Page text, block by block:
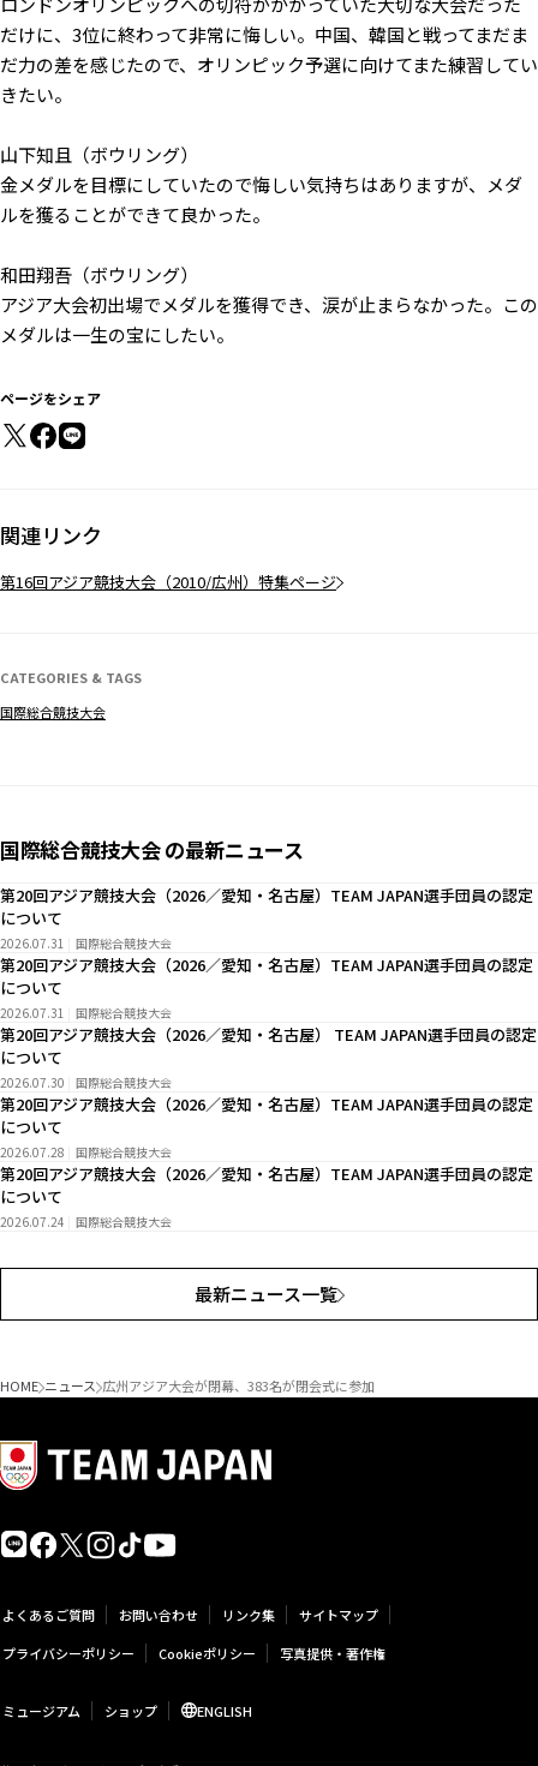
だけに、3位に終わって非常に悔しい。中国、韓国と戦ってまだま
だ力の差を感じたので、オリンピック予選に向けてまた練習してい
きたい。
山下知且（ボウリング）
金メダルを目標にしていたので悔しい気持ちはありますが、メダ
ルを獲ることができて良かった。
和田翔吾（ボウリング）
アジア大会初出場でメダルを獲得でき、涙が止まらなかった。この
メダルは一生の宝にしたい。
ページをシェア
関連リンク
第16回アジア競技大会（2010/広州）特集ページ
CATEGORIES & TAGS
国際総合競技大会
国際総合競技大会 の最新ニュース
第20回アジア競技大会（2026／愛知・名古屋）TEAM JAPAN選手団員の認定
について
2026.07.31 国際総合競技大会
第20回アジア競技大会（2026／愛知・名古屋）TEAM JAPAN選手団員の認定
について
2026.07.31 国際総合競技大会
第20回アジア競技大会（2026／愛知・名古屋） TEAM JAPAN選手団員の認定
について
2026.07.30 国際総合競技大会
第20回アジア競技大会（2026／愛知・名古屋）TEAM JAPAN選手団員の認定
について
2026.07.28 国際総合競技大会
第20回アジア競技大会（2026／愛知・名古屋）TEAM JAPAN選手団員の認定
について
2026.07.24 国際総合競技大会
最新ニュース一覧
HOME ニュース 広州アジア大会が閉幕、383名が閉会式に参加
よくあるご質問 お問い合わせ リンク集
サイトマップ
プライバシーポリシー
Cookieポリシー 写真提供・著作権
ミュージアム ショップ ENGLISH